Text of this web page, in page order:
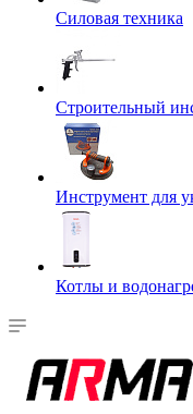
Силовая техника
Строительный
Инструмент для
Котлы и